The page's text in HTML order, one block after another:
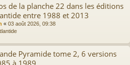
de la planche 22 dans les éditions
entre 1988 et 2013
« 03 août 2026, 09:38
Pyramide tome 2, 6 versions
à 1989